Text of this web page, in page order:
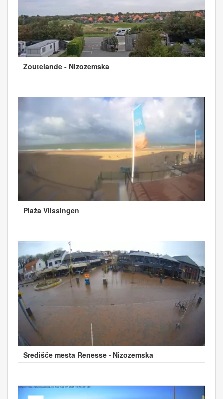
Zoutelande - Nizozemska
Plaža Vlissingen
Središče mesta Renesse - Nizozemska